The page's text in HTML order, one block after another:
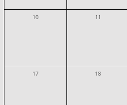
10 11
17 18